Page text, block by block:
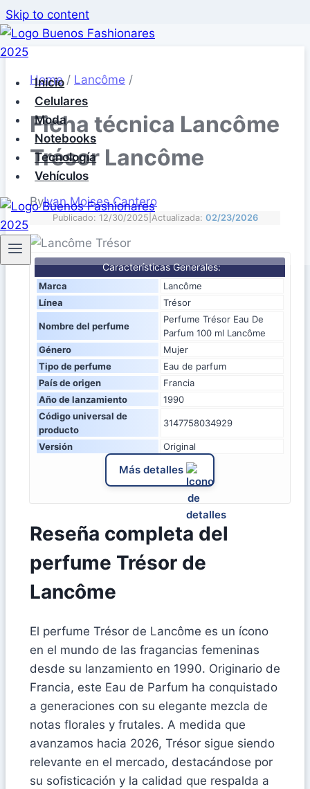
Skip to content
Inicio
Celulares
Moda
Notebooks
Tecnología
Vehículos
Home / Lancôme /
Ficha técnica Lancôme
Trésor Lancôme
ByIvan Moises Cantero
Publicado: 12/30/2025 Actualizada: 02/23/2026
Características Generales:
Marca
Lancôme
Línea
Trésor
Nombre del perfume
Perfume Trésor Eau De
Parfum 100 ml Lancôme
Género
Mujer
Tipo de perfume
Eau de parfum
País de origen
Francia
Año de lanzamiento
1990
Código universal de
producto
3147758034929
Versión Original
Más detalles
Reseña completa del
perfume Trésor de
Lancôme
El perfume Trésor de Lancôme es un ícono
en el mundo de las fragancias femeninas
desde su lanzamiento en 1990. Originario de
Francia, este Eau de Parfum ha conquistado
a generaciones con su elegante mezcla de
notas florales y frutales. A medida que
avanzamos hacia 2026, Trésor sigue siendo
relevante en el mercado, destacándose por
su sofisticación y la calidad que respalda a